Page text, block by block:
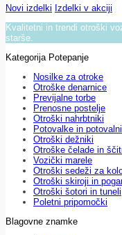
Novi izdelki Izdelki v akciji
Kvalitetni in trendi otroški
starše.
Kategorija Potepanje
Nosilke za otroke
Otroške denarnice
Previjalne torbe
Prenosne postelje
Otroški nahrbtniki
Potovalke in
Otroški dežniki
Otroške čelade in
Vozički marele
Otroški sedeži za
Otroški skiroji in
Otroški šotori in tuneli
Poletni pripomočki
Blagovne znamke